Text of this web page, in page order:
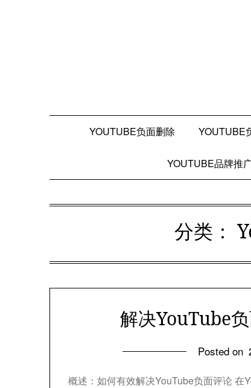
YOUTUBE负面删除 YOUTUBE
YOUTUBE品牌推
分类：
解决YouTube
Posted on
概述：如何有效解决YouTube负面评论